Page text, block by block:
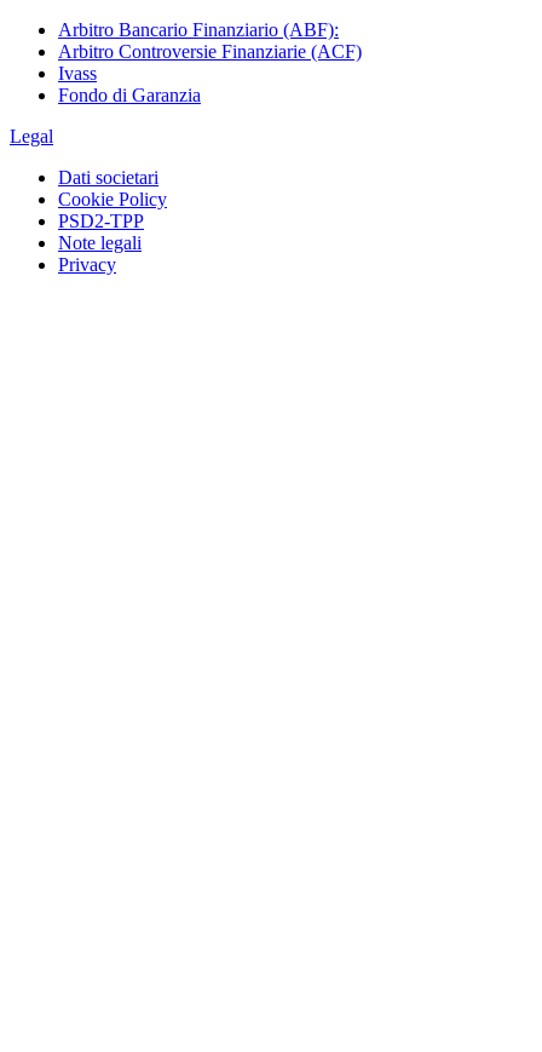
Arbitro Bancario Finanziario (ABF):
Arbitro Controversie Finanziarie (ACF)
Ivass
Fondo di Garanzia
Legal
Dati societari
Cookie Policy
PSD2-TPP
Note legali
Privacy